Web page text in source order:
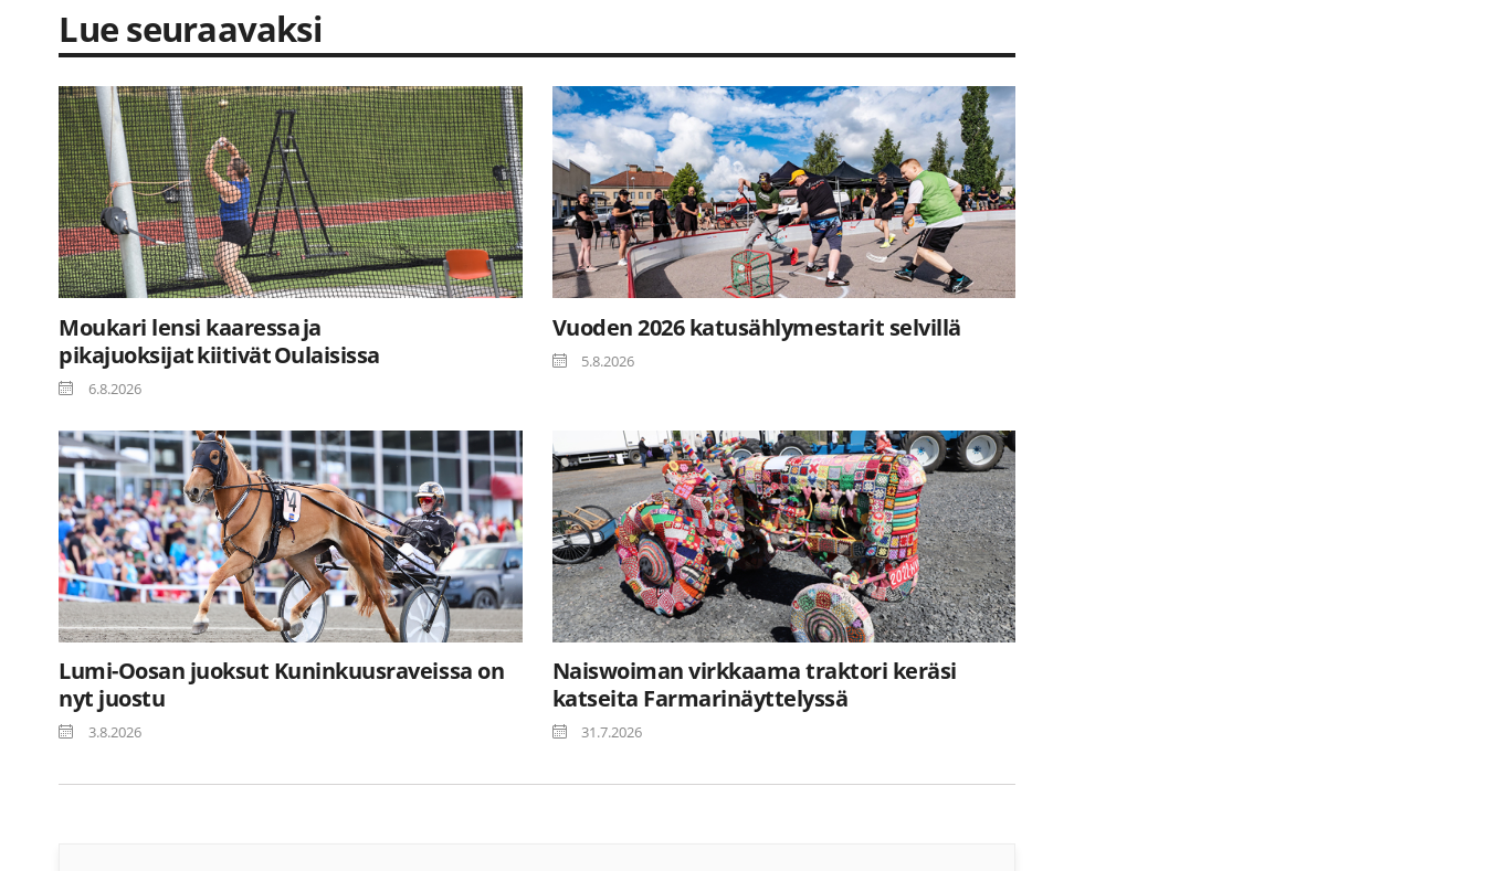
Lue seuraavaksi
Moukari lensi kaaressa ja
pikajuoksijat kiitivät Oulaisissa
6.8.2026
Vuoden 2026 katusählymestarit selvillä
5.8.2026
Lumi-Oosan juoksut Kuninkuusraveissa on
nyt juostu
3.8.2026
Naiswoiman virkkaama traktori keräsi
katseita Farmarinäyttelyssä
31.7.2026